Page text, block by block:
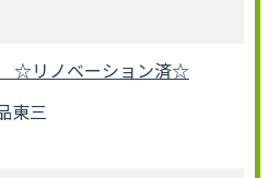
☆リノベーション済☆
東三